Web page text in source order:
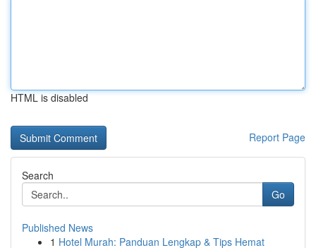
HTML is disabled
Report Page
Search
Go
Published News
1 Hotel Murah: Panduan Lengkap & Tips Hemat